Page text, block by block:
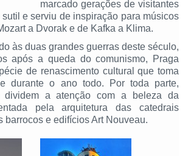
marcado gerações de visitantes
e serviu de inspiração para músicos
a Dvorak e de Kafka a Klima.
às duas grandes guerras deste século,
após a queda do comunismo, Praga
de renascimento cultural que toma
durante o ano todo. Por toda parte,
dividem a atenção com a beleza da
pela arquitetura das catedrais
barrocos e edifícios Art Nouveau.